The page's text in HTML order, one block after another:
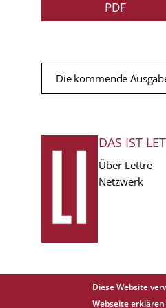
PDF
Die kommende
DAS IST
Über Lettre
Netzwerk
Copyright © 1988 - 2026 Lettre
Diese Website
Webseite